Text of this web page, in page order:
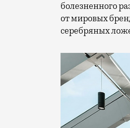
болезненного
от мировых
серебряных